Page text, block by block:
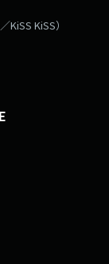
KiSS KiSS）